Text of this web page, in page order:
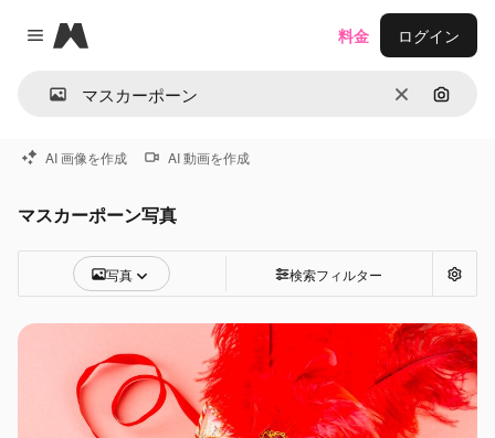
Close menu
Magnific
消去 画像で
料金 ログイン
AI 画像を作成 AI 動画を作成
マスカーポーン写真
写真 検索フィルター